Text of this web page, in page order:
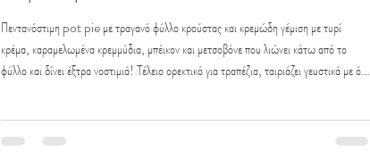
Πεντανόστιμη pot pie με τραγανό φύλλο κρούστας και κρεμώδη γέμιση με τυρί
κρέμα, καραμελωμένα κρεμμύδια, μπέικον και μετσοβόνε που λιώνει κάτω από το
φύλλο και δίνει έξτρα νοστιμιά! Τέλειο ορεκτικό για τραπέζια, ταιριάζει γευστικά με όλα
πιο χοντρά κομμένες 100γρ. μετσοβόνε τριμμένο σε χοντρό τρίφτη ή γκούντα 5